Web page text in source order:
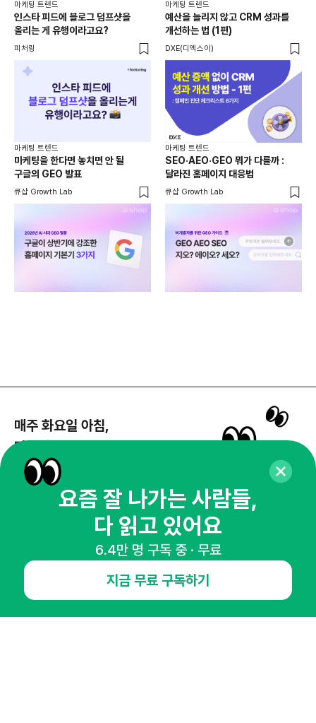
마케팅 트렌드
인스타 피드에 블로그 덤프샷을
올리는 게 유행이라고요?
피처링
마케팅 트렌드
예산을 늘리지 않고 CRM 성과를
개선하는 법 (1편)
DXE(디엑스이)
마케팅 트렌드
마케팅을 한다면 놓치면 안 될
구글의 GEO 발표
큐샵 Growth Lab
마케팅 트렌드
SEO·AEO·GEO 뭐가 다를까 :
달라진 홈페이지 대응법
큐샵 Growth Lab
매주 화요일 아침,
마케팅 감각을 깨워 드릴게요!
65,043명의 마케터를 성장시키는 뉴스레터
뉴스레터 구독하기
NHN AD
오픈애즈란 공지사항 제휴문의
인사이터 신청
뉴스레터
광고안내
요즘 잘 나가는 사람들,
다 읽고 있어요
6.4만 명 구독 중 · 무료
지금 무료 구독하기